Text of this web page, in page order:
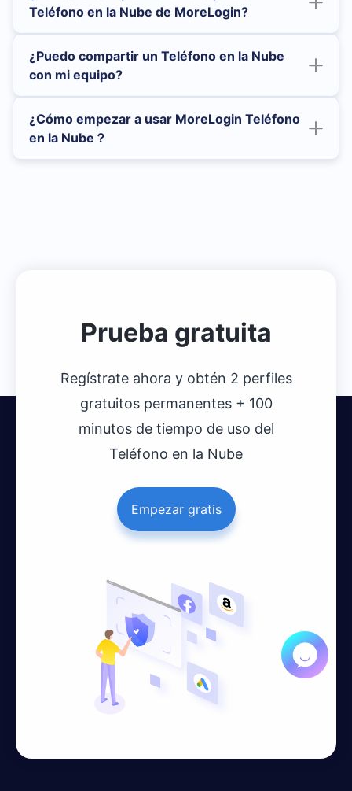
Teléfono en la Nube de MoreLogin?
¿Puedo compartir un Teléfono en la Nube
con mi equipo?
¿Cómo empezar a usar MoreLogin Teléfono
en la Nube？
Prueba gratuita
Regístrate ahora y obtén 2 perfiles
gratuitos permanentes + 100
minutos de tiempo de uso del
Teléfono en la Nube
Empezar gratis